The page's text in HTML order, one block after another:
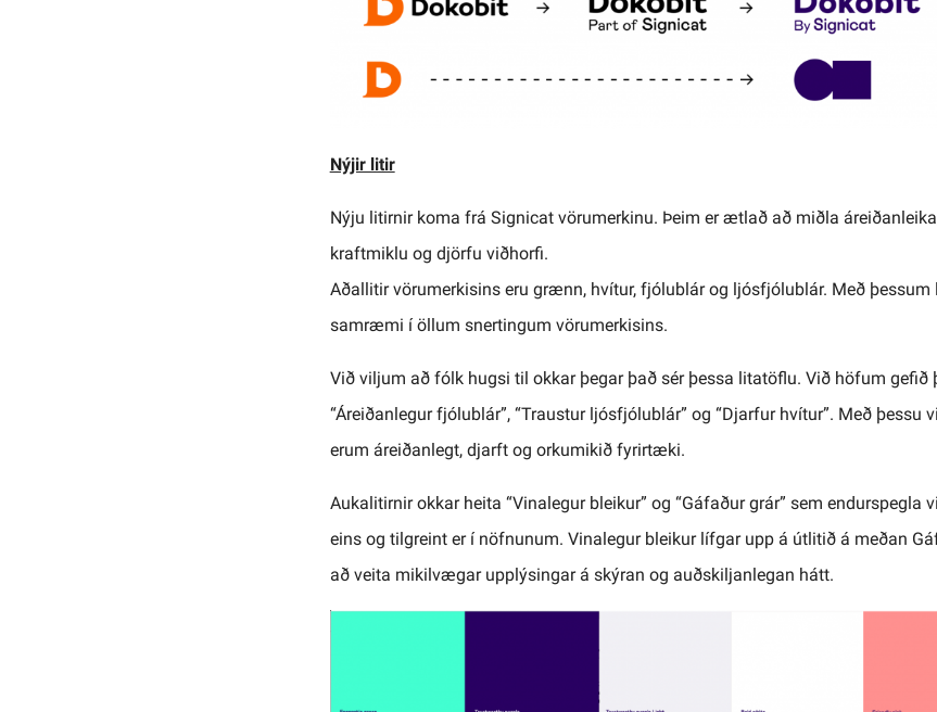
Nýjir litir
Nýju litirnir koma frá Signicat vörumerkinu. Þeim er ætlað að miðla
kraftmiklu og djörfu viðhorfi.
Aðallitir vörumerkisins eru grænn, hvítur, fjólublár og ljósfjólublár. Með
samræmi í öllum snertingum vörumerkisins.
Við viljum að fólk hugsi til okkar þegar það sér þessa litatöflu. Við höfum gefið
“Áreiðanlegur fjólublár”, “Traustur ljósfjólublár” og “Djarfur hvítur”. Með þessu
erum áreiðanlegt, djarft og orkumikið fyrirtæki.
Aukalitirnir okkar heita “Vinalegur bleikur” og “Gáfaður grár” sem endurspegla
eins og tilgreint er í nöfnunum. Vinalegur bleikur lífgar upp á útlitið á meðan
að veita mikilvægar upplýsingar á skýran og auðskiljanlegan hátt.